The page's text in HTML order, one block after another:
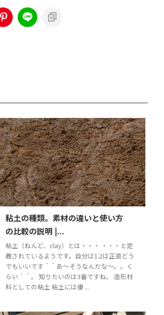
粘土の種類。素材の違いと使い方
の比較の説明 |...
粘土（ねんど、clay）とは・・・ ・・・と定
義されているようです。自分は1.2は正直どう
でもいいです＾＾あ〜そうなんだな〜。。く
らい＾＾。 知りたいのは3番ですね。 造形材
料としての粘土 粘土には優 ...